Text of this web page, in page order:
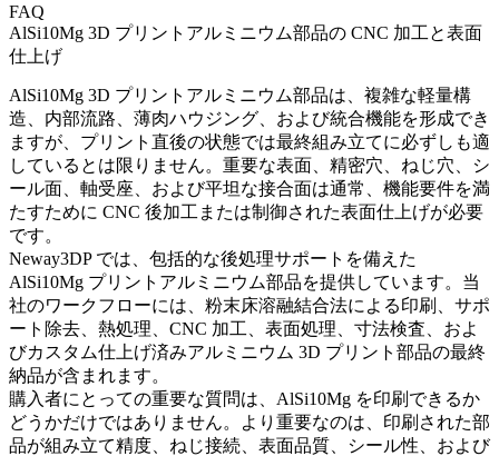
FAQ
AlSi10Mg 3D プリントアルミニウム部品の CNC 加工と表面
仕上げ
AlSi10Mg 3D プリントアルミニウム部品は、複雑な軽量構
造、内部流路、薄肉ハウジング、および統合機能を形成でき
ますが、プリント直後の状態では最終組み立てに必ずしも適
しているとは限りません。重要な表面、精密穴、ねじ穴、シ
ール面、軸受座、および平坦な接合面は通常、機能要件を満
たすために CNC 後加工または制御された表面仕上げが必要
です。
Neway3DP では、包括的な後処理サポートを備えた
AlSi10Mg プリントアルミニウム部品を提供しています。当
社のワークフローには、粉末床溶融結合法による印刷、サポ
ート除去、熱処理、CNC 加工、表面処理、寸法検査、およ
びカスタム仕上げ済みアルミニウム 3D プリント部品の最終
納品が含まれます。
購入者にとっての重要な質問は、AlSi10Mg を印刷できるか
どうかだけではありません。より重要なのは、印刷された部
品が組み立て精度、ねじ接続、表面品質、シール性、および